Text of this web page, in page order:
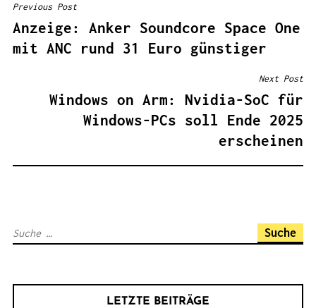
B
E
I
I
Previous Post
Anzeige: Anker Soundcore Space One
mit ANC rund 31 Euro günstiger
Next Post
Windows on Arm: Nvidia-SoC für
Windows-PCs soll Ende 2025
erscheinen
S
LETZTE BEITRÄGE